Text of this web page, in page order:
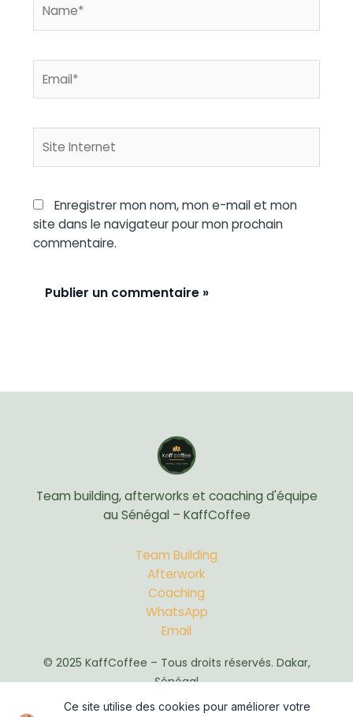
Internet
Enregistrer mon nom, mon e-mail et mon
site dans le navigateur pour mon prochain
commentaire.
Team building, afterworks et coaching d'équipe
au Sénégal – KaffCoffee
Team Building
Afterwork
Coaching
WhatsApp
Email
© 2025 KaffCoffee – Tous droits réservés. Dakar,
Sénégal
Ce site utilise des cookies pour améliorer votre